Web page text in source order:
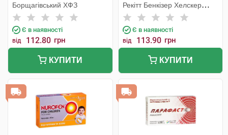
Борщагівський ХФЗ
Є в наявності
від 112.80 грн
КУПИТИ
Рекітт Бенкізер Хелскер
Інтернешнл
Є в наявності
від 113.90 грн
КУПИТИ